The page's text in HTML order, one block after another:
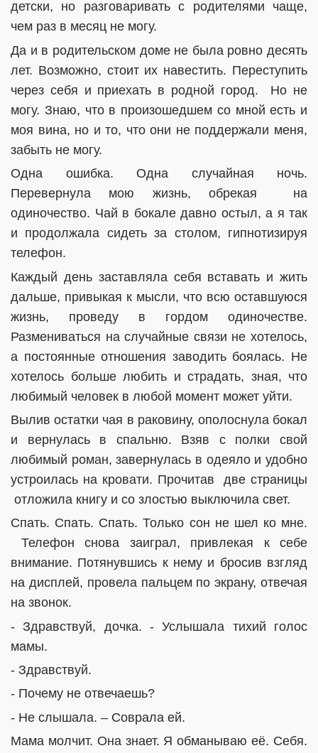
детски, но разговаривать с родителями чаще,
чем раз в месяц не могу.
Да и в родительском доме не была ровно десять
лет. Возможно, стоит их навестить. Переступить
через себя и приехать в родной город.
Но не
могу. Знаю, что в произошедшем со мной есть и
моя вина, но и то, что они не поддержали меня,
забыть не могу.
Одна ошибка. Одна случайная ночь.
Перевернула мою жизнь, обрекая
на
одиночество. Чай в бокале давно остыл, а я так
и продолжала сидеть за столом, гипнотизируя
телефон.
Каждый день заставляла себя вставать и жить
дальше, привыкая к мысли, что всю оставшуюся
жизнь, проведу в гордом одиночестве.
Размениваться на случайные связи не хотелось,
а постоянные отношения заводить боялась. Не
хотелось больше любить и страдать, зная, что
любимый человек в любой момент может уйти.
Вылив остатки чая в раковину, ополоснула бокал
и вернулась в спальню. Взяв с полки свой
любимый роман, завернулась в одеяло и удобно
устроилась на кровати. Прочитав
две страницы
отложила книгу и со злостью выключила свет.
Спать. Спать. Спать. Только сон не шел ко мне.
Телефон снова заиграл, привлекая к себе
внимание. Потянувшись к нему и бросив взгляд
на дисплей, провела пальцем по экрану, отвечая
на звонок.
- Здравствуй, дочка. - Услышала тихий голос
мамы.
- Здравствуй.
- Почему не отвечаешь?
- Не слышала. – Соврала ей.
Мама молчит. Она знает. Я обманываю её. Себя.